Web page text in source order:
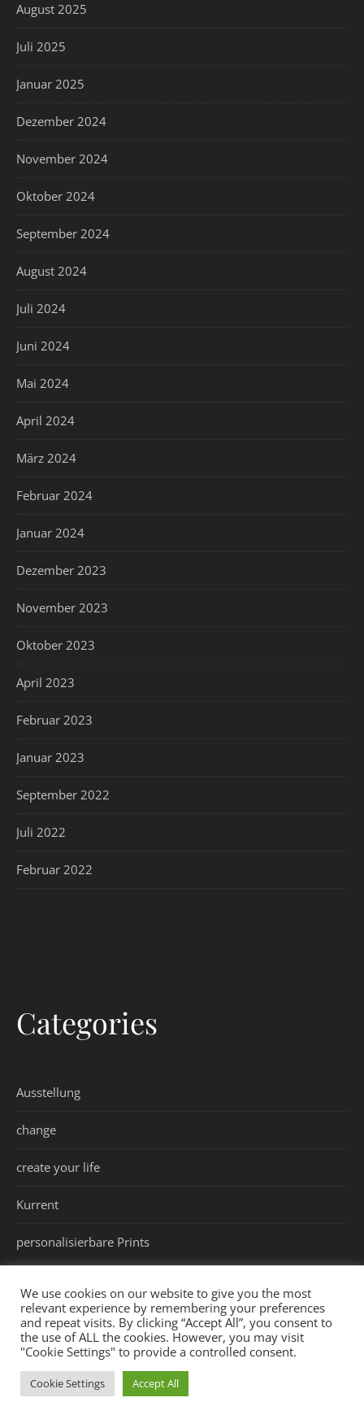
August 2025
Juli 2025
Januar 2025
Dezember 2024
November 2024
Oktober 2024
September 2024
August 2024
Juli 2024
Juni 2024
Mai 2024
April 2024
März 2024
Februar 2024
Januar 2024
Dezember 2023
November 2023
Oktober 2023
April 2023
Februar 2023
Januar 2023
September 2022
Juli 2022
Februar 2022
Categories
Ausstellung
change
create your life
Kurrent
personalisierbare Prints
Datenschutzerklärung
Allgemeine Geschäftsbedingungen
We use cookies on our website to give you the most
relevant experience by remembering your preferences
and repeat visits. By clicking “Accept All”, you consent to
the use of ALL the cookies. However, you may visit
"Cookie Settings" to provide a controlled consent.
Cookie Settings Accept All